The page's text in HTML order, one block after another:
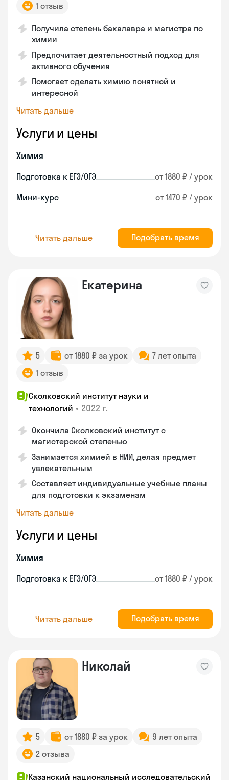
1 отзыв
Получила степень бакалавра и магистра по
химии
Предпочитает деятельностный подход для
активного обучения
Помогает сделать химию понятной и
интересной
Читать дальше
Услуги и цены
Химия
Подготовка к ЕГЭ/ОГЭ от 1880 ₽ / урок
Мини-курс от 1470 ₽ / урок
Читать дальше Подобрать время
Екатерина
5 от 1880 ₽ за урок
7 лет опыта
1 отзыв
Сколковский институт науки и
технологий • 2022 г.
Окончила Сколковский институт с
магистерской степенью
Занимается химией в НИИ, делая предмет
увлекательным
Составляет индивидуальные учебные планы
для подготовки к экзаменам
Читать дальше
Услуги и цены
Химия
Подготовка к ЕГЭ/ОГЭ от 1880 ₽ / урок
Читать дальше Подобрать время
Николай
5 от 1880 ₽ за урок
9 лет опыта
2 отзыва
Казанский национальный исследовательский